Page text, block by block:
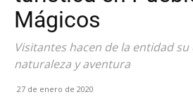
Mágicos
Visitantes hacen de la entidad
naturaleza y aventura
27 de enero de 2020